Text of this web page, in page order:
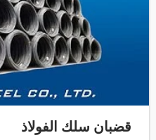
قضبان سلك الفولاذ